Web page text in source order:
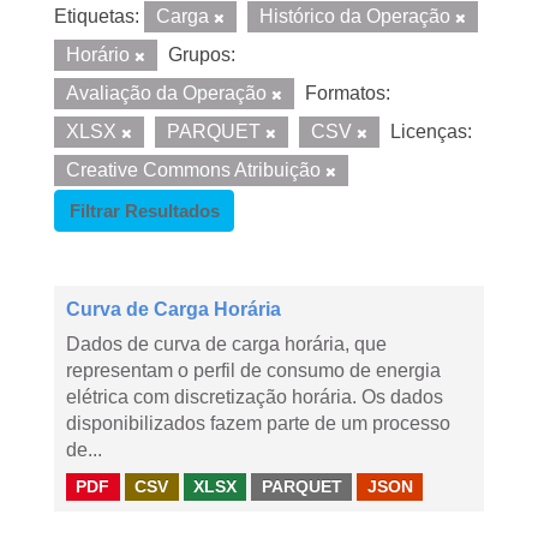
Etiquetas: Carga
Histórico da Operação
Horário
Grupos:
Avaliação da Operação
Formatos:
XLSX
PARQUET CSV
Licenças:
Creative Commons Atribuição
Filtrar Resultados
Curva de Carga Horária
Dados de curva de carga horária, que
representam o perfil de consumo de energia
elétrica com discretização horária. Os dados
disponibilizados fazem parte de um processo
de...
PDF CSV XLSX PARQUET JSON